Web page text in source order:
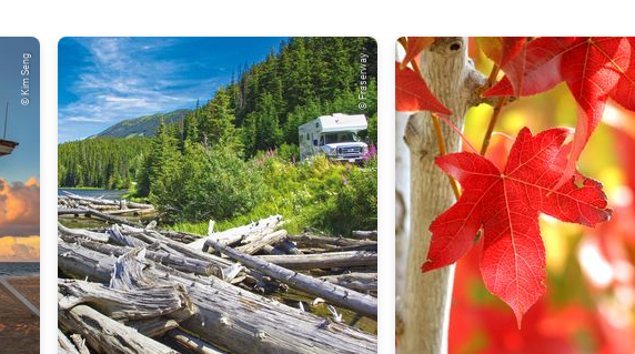
© Kim Seng © Fraserway